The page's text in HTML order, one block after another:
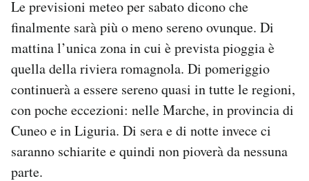
SHOP
AREA PERSONALE
Area Personale
Le previsioni meteo per sabato dicono che
finalmente sarà più o meno sereno ovunque. Di
mattina l’unica zona in cui è prevista pioggia è
quella della riviera romagnola. Di pomeriggio
continuerà a essere sereno quasi in tutte le regioni,
con poche eccezioni: nelle Marche, in provincia di
Cuneo e in Liguria. Di sera e di notte invece ci
saranno schiarite e quindi non pioverà da nessuna
parte.